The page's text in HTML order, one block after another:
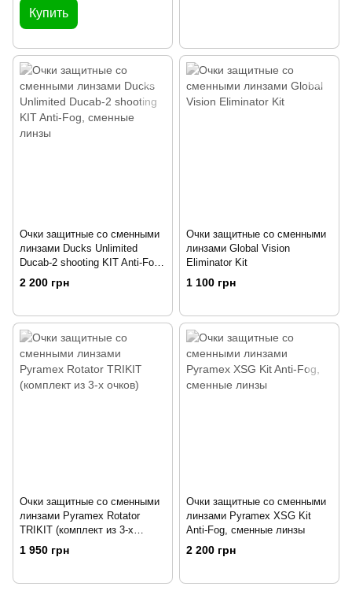
Купить
Очки защитные со сменными
линзами Ducks Unlimited
Ducab-2 shooting KIT Anti-Fog,
сменные линзы
2 200 грн
Очки защитные со сменными
линзами Global Vision
Eliminator Kit
1 100 грн
Очки защитные со сменными
линзами Pyramex Rotator
TRIKIT (комплект из 3-х
очков)
1 950 грн
Очки защитные со сменными
линзами Pyramex XSG Kit
Anti-Fog, сменные линзы
2 200 грн